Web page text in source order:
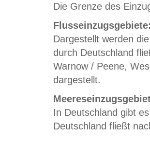
Die Grenze des
Dargestellt werden
durch Deutschland
Warnow / Peene,
dargestellt.
In Deutschland gibt
Deutschland fließt